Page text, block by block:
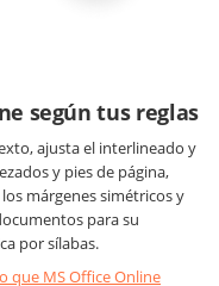
según tus reglas
ajusta el interlineado y
y pies de página,
márgenes simétricos y
para su
por sílabas.
que MS Office Online